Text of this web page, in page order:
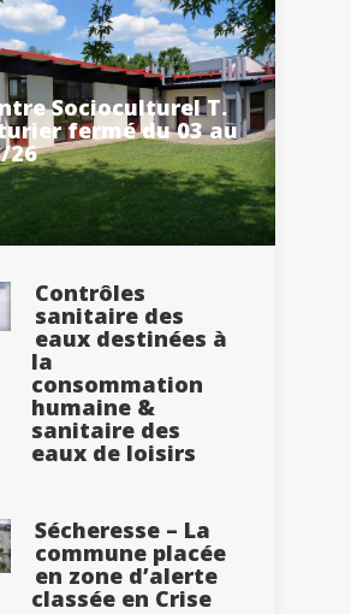
Socioculturel T.
fermé du 03 au
26
Contrôles
sanitaire des
eaux destinées à
la
consommation
humaine &
sanitaire des
eaux de loisirs
Sécheresse – La
commune placée
en zone d’alerte
classée en Crise